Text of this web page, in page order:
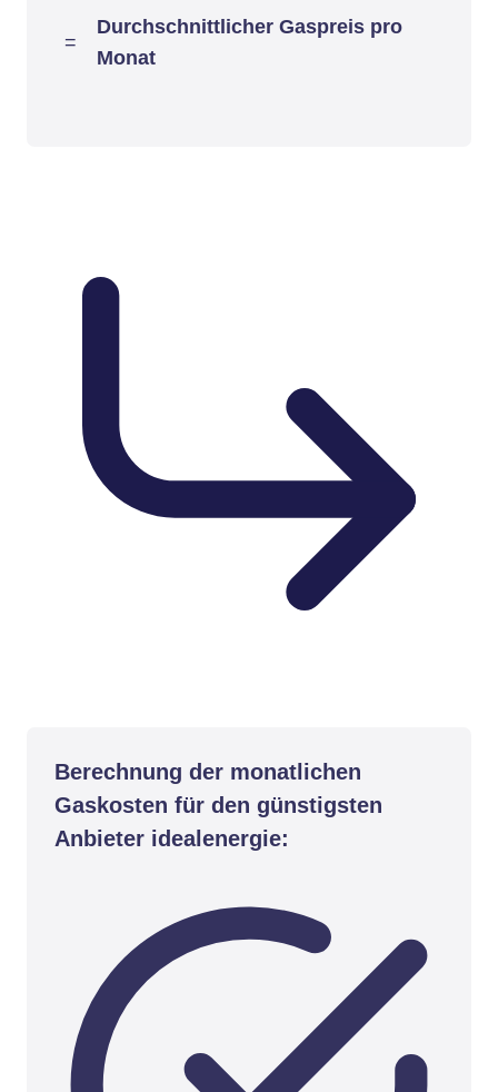
=
Durchschnittlicher Gaspreis pro
Monat
Berechnung der monatlichen
Gaskosten für den günstigsten
Anbieter idealenergie: